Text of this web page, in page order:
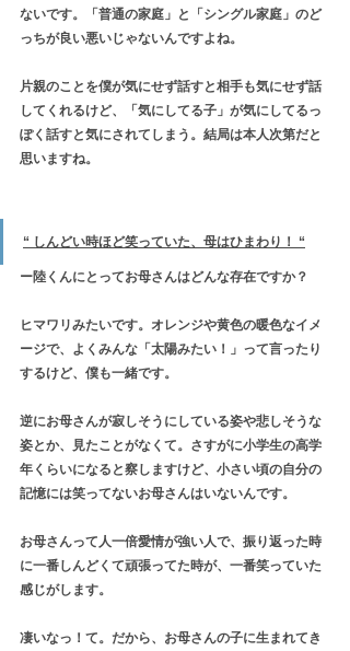
ないです。「普通の家庭」と「シングル家庭」のど
っちが良い悪いじゃないんですよね。
片親のことを僕が気にせず話すと相手も気にせず話
してくれるけど、「気にしてる子」が気にしてるっ
ぽく話すと気にされてしまう。結局は本人次第だと
思いますね。
“ しんどい時ほど笑っていた、母はひまわり！ “
ー陸くんにとってお母さんはどんな存在ですか？
ヒマワリみたいです。オレンジや黄色の暖色なイメ
ージで、よくみんな「太陽みたい！」って言ったり
するけど、僕も一緒です。
逆にお母さんが寂しそうにしている姿や悲しそうな
姿とか、見たことがなくて。さすがに小学生の高学
年くらいになると察しますけど、小さい頃の自分の
記憶には笑ってないお母さんはいないんです。
お母さんって人一倍愛情が強い人で、振り返った時
に一番しんどくて頑張ってた時が、一番笑っていた
感じがします。
凄いなっ！て。だから、お母さんの子に生まれてき